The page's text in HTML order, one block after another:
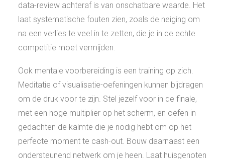
data-review achteraf is van onschatbare waarde. Het
laat systematische fouten zien, zoals de neiging om
na een verlies te veel in te zetten, die je in de echte
competitie moet vermijden.
Ook mentale voorbereiding is een training op zich.
Meditatie of visualisatie-oefeningen kunnen bijdragen
om de druk voor te zijn. Stel jezelf voor in de finale,
met een hoge multiplier op het scherm, en oefen in
gedachten de kalmte die je nodig hebt om op het
perfecte moment te cash-out. Bouw daarnaast een
ondersteunend netwerk om je heen. Laat huisgenoten